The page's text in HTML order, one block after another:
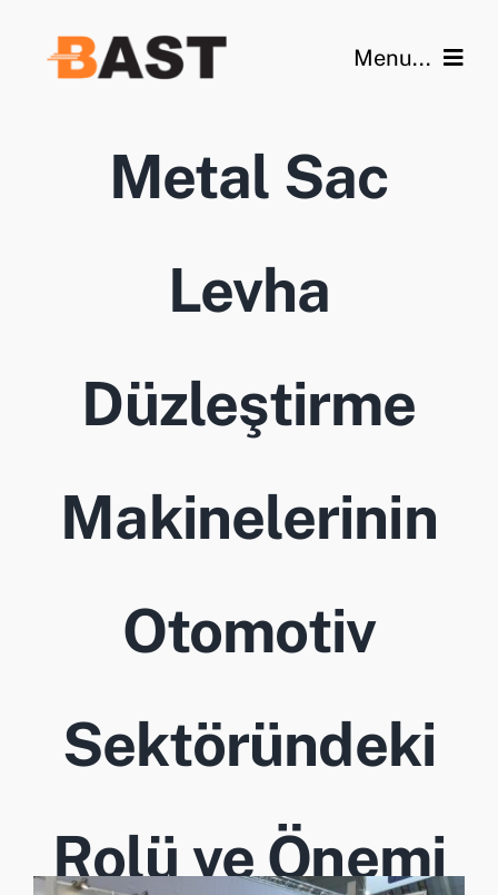
Menu...
Özellikler
Teknik Veriler
İletişim
Metal Sac
Levha
Düzleştirme
Makinelerinin
Otomotiv
Sektöründeki
Rolü ve Önemi